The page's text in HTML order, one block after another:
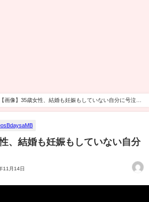
【画像】35歳女性、結婚も妊娠もしていない自分に号泣す
、結婚も妊娠もしていない自分
11月14日